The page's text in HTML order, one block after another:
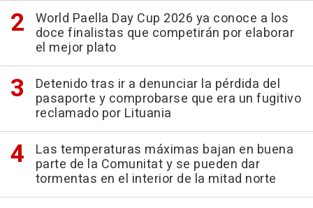
World Paella Day Cup 2026 ya conoce a los
doce finalistas que competirán por elaborar
el mejor plato
Detenido tras ir a denunciar la pérdida del
pasaporte y comprobarse que era un fugitivo
reclamado por Lituania
Las temperaturas máximas bajan en buena
parte de la Comunitat y se pueden dar
tormentas en el interior de la mitad norte